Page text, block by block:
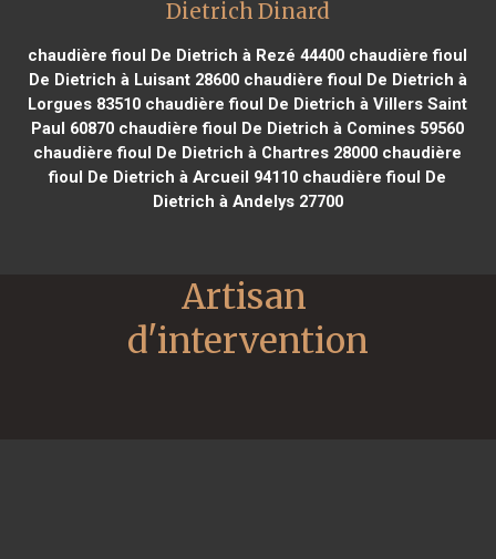
Dietrich Dinard
chaudière fioul De Dietrich à Rezé 44400 chaudière fioul
De Dietrich à Luisant 28600chaudière fioul De Dietrich à
Lorgues 83510 chaudière fioul De Dietrich à Villers Saint
Paul 60870 chaudière fioul De Dietrich à Comines 59560
chaudière fioul De Dietrich à Chartres 28000 chaudière
fioul De Dietrich à Arcueil 94110 chaudière fioul De
Dietrich à Andelys 27700
Artisan
d'intervention